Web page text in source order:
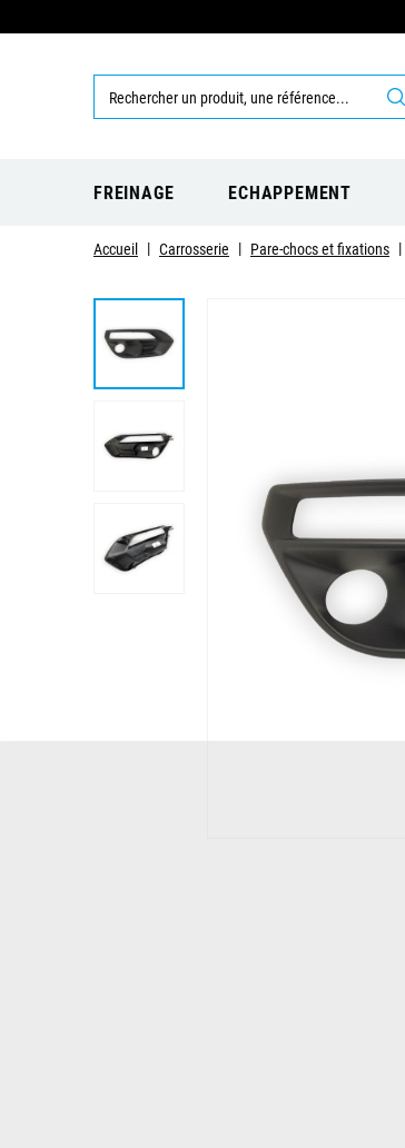
FREINAGE ECHAPPEMENT
Accueil Carrosserie Pare-chocs et fixations